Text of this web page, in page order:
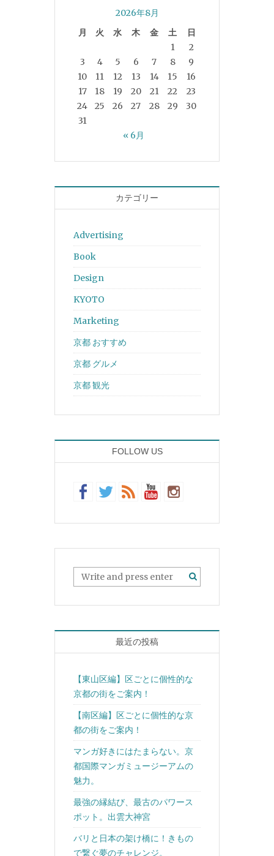
2026年8月
月
火 水 木 金 土
日
1
2
3
4 5 6 7 8
9
10
11 12 13 14 15
16
17
18 19 20 21 22
23
24
25 26 27 28 29
30
31
« 6月
カテゴリー
Advertising
Book
Design
KYOTO
Marketing
京都 おすすめ
京都 グルメ
京都 観光
FOLLOW US
最近の投稿
【東山区編】区ごとに個性的な
京都の街をご案内！
【南区編】区ごとに個性的な京
都の街をご案内！
マンガ好きにはたまらない。京
都国際マンガミュージーアムの
魅力。
最強の縁結び、最古のパワース
ポット。出雲大神宮
バリと日本の架け橋に！きもの
で繋ぐ夢のチャレンジ。